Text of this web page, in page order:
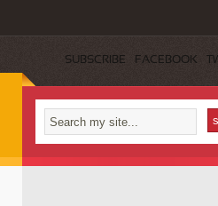
SUBSCRIBE FACEBOOK